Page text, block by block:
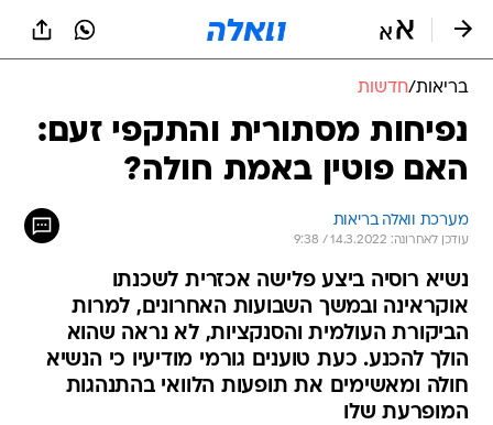
בריאות/חדשות
נפיחות מסתורית והתקפי זעם:
האם פוטין באמת חולה?
מערכת וואלה בריאות
עודכן לאחרונה: 14.3.2022 / 9:38
נשיא רוסיה ביצע פלישה אכזרית לשכנתו
אוקראינה ובמשך השבועות האחרונים, למרות
הביקורת העולמית והסנקציות, לא נראה שהוא
הולך להכנע. כעת טוענים גורמי מודיעיו כי הנשיא
חולה ומאשימים את תופעות הלוואי בהתנהגות
המופרעת שלו